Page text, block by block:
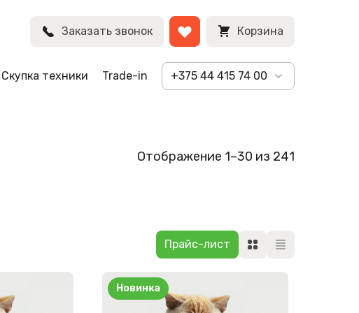
Заказать звонок Корзина
Скупка техники Trade-in +375 44 415 74 00
Отображение 1–30 из 241
Новинка